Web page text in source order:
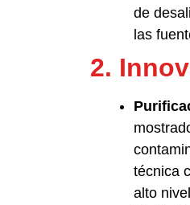
de
las
2.
técnica
alto